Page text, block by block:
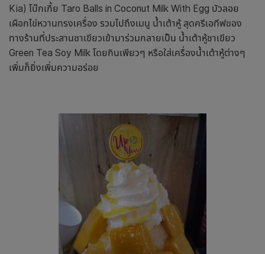
Kia) โบ๊กเกี้ย Taro Balls in Coconut Milk With Egg บัวลอย
เผือกไข่หวานทรงเครื่อง รวมไปถึงเมนู น้ำเต้าหู้ สุดครีเอทีฟของ
ทางร้านที่ประสานชาเขียวเข้ามาร่วมกลายเป็น น้ำเต้าหู้ชาเขียว
Green Tea Soy Milk โดยกินเพียวๆ หรือใส่เครื่องน้ำเต้าหู้ต่างๆ
เพิ่มก็ยิ่งเพิ่มความอร่อย